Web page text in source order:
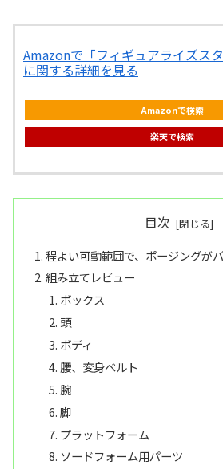
Amazonで「フィギュアライズス
に関する詳細を見る
Amazonで検索
楽天で検索
目次
程よい可動範囲で、ポージングが
組み立てレビュー
ボックス
頭
ボディ
腰、変身ベルト
腕
脚
プラットフォーム
ソードフォーム用パーツ